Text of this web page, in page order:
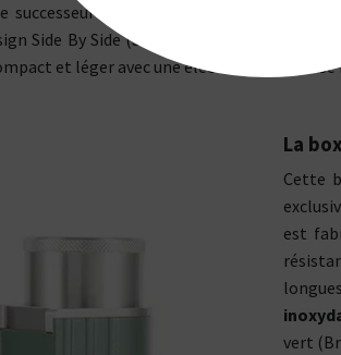
successeur de la PIPELINE Box. Les
Side By Side (SBS). Cette box haut de
et léger avec une électronique
La
Cette
est
vert